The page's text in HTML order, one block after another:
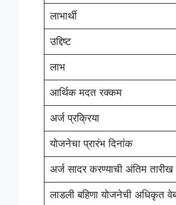
लाभार्थी
उद्दिष्ट
लाभ
आर्थिक मदत रक्कम
अर्ज प्रक्रिया
योजनेचा प्रारंभ दिनांक
अर्ज सादर करण्याची अंतिम तारीख
लाडली बहिणा योजनेची अधिकृत